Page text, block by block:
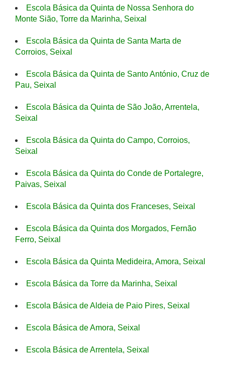
Escola Básica da Quinta de Nossa Senhora do
Monte Sião, Torre da Marinha, Seixal
Escola Básica da Quinta de Santa Marta de
Corroios, Seixal
Escola Básica da Quinta de Santo António, Cruz de
Pau, Seixal
Escola Básica da Quinta de São João, Arrentela,
Seixal
Escola Básica da Quinta do Campo, Corroios,
Seixal
Escola Básica da Quinta do Conde de Portalegre,
Paivas, Seixal
Escola Básica da Quinta dos Franceses, Seixal
Escola Básica da Quinta dos Morgados, Fernão
Ferro, Seixal
Escola Básica da Quinta Medideira, Amora, Seixal
Escola Básica da Torre da Marinha, Seixal
Escola Básica de Aldeia de Paio Pires, Seixal
Escola Básica de Amora, Seixal
Escola Básica de Arrentela, Seixal